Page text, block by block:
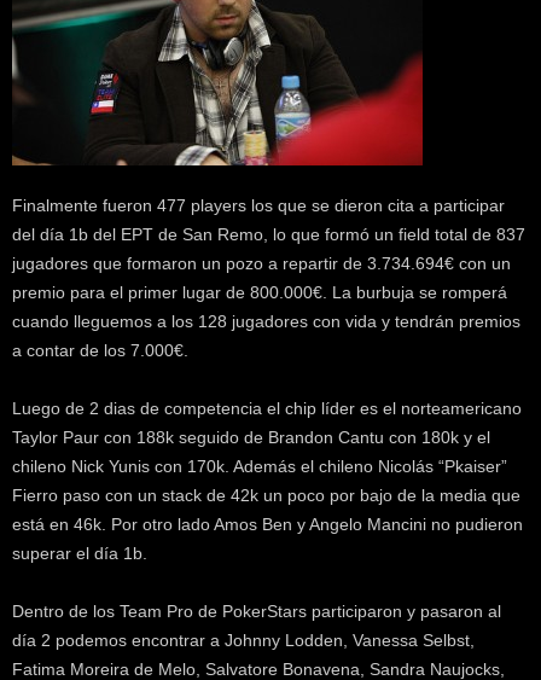
Finalmente fueron 477 players los que se dieron cita a participar
del día 1b del EPT de San Remo, lo que formó un field total de 837
jugadores que formaron un pozo a repartir de 3.734.694€ con un
premio para el primer lugar de 800.000€. La burbuja se romperá
cuando lleguemos a los 128 jugadores con vida y tendrán premios
a contar de los 7.000€.
Luego de 2 dias de competencia el chip líder es el norteamericano
Taylor Paur con 188k seguido de Brandon Cantu con 180k y el
chileno Nick Yunis con 170k. Además el chileno Nicolás “Pkaiser”
Fierro paso con un stack de 42k un poco por bajo de la media que
está en 46k. Por otro lado Amos Ben y Angelo Mancini no pudieron
superar el día 1b.
Dentro de los Team Pro de PokerStars participaron y pasaron al
día 2 podemos encontrar a Johnny Lodden, Vanessa Selbst,
Fatima Moreira de Melo, Salvatore Bonavena, Sandra Naujocks,